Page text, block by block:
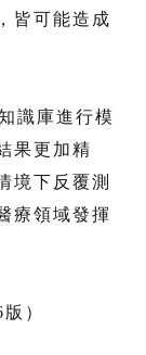
皆可能造成
識庫進行模
果更加精
境下反覆測
療領域發揮
）